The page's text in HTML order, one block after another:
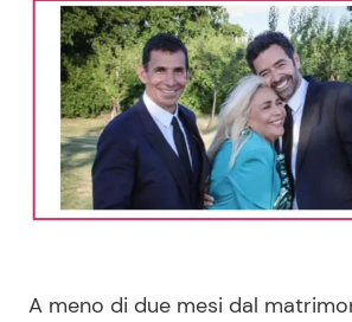
News Cinema
News Musica
News Spettacolo
News
Casa
A meno di due mesi dal